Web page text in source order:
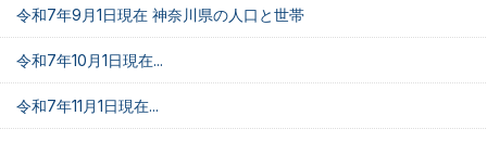
令和7年9月1日現在 神奈川県の人口と世帯
令和7年10月1日現在...
令和7年11月1日現在...